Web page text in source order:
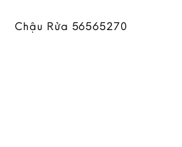
Chậu Rửa 56565270